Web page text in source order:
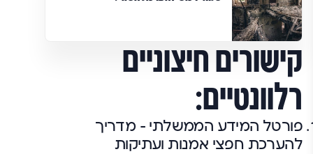
קישורים חיצוניים
רלוונטיים:
פורטל המידע הממשלתי – מדריך
להערכת חפצי אמנות ועתיקות